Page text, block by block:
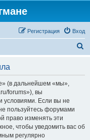
Вход
Регистрация
(в дальнейшем «мы»,
forums»), вы
условиями. Если вы не
пользуйтесь форумами
право изменять эти
чтобы уведомить вас об
регулярно